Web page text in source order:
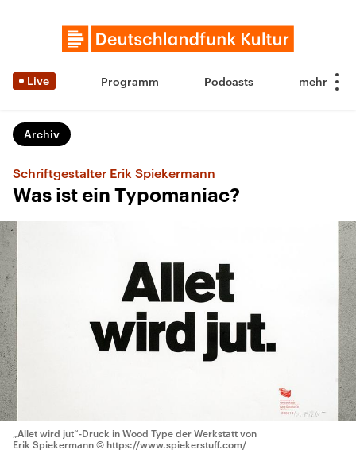
Live Programm Podcasts
Archiv
Schriftgestalter Erik Spiekermann
Was ist ein Typomaniac?
„Allet wird jut“-Druck in Wood Type der Werkstatt von
Erik Spiekermann © https://www.spiekerstuff.com/